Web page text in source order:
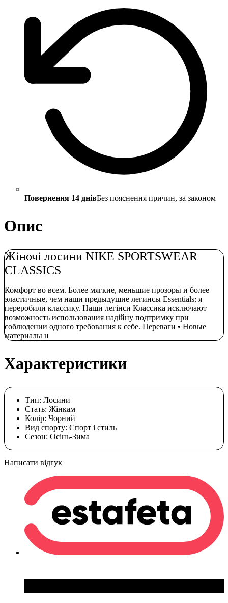
Повернення 14 днівБез пояснення причин, за законом
Опис
Жіночі лосини NIKE SPORTSWEAR
CLASSICS
Комфорт во всем. Более мягкие, меньшие прозоры и более
эластичные, чем наши предыдущие легинсы Essentials: я
переробили классику. Наши легінси Классика исключают
возможность использования надійну подтримку при
соблюдении одного требования к себе. Переваги • Новые
материалы н
Характеристики
Тип: Лосини
Стать: Жінкам
Колір: Чорний
Вид спорту: Спорт і стиль
Сезон: Осінь-Зима
Написати відгук